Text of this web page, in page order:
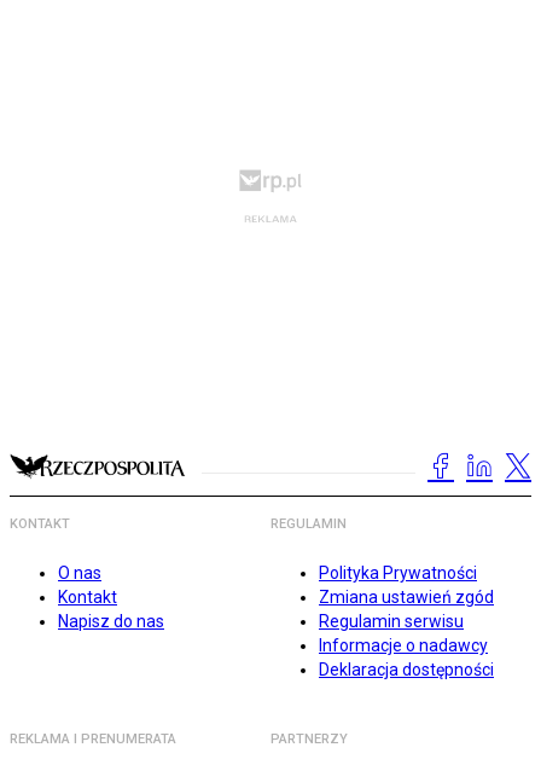
KONTAKT
O nas
Kontakt
Napisz do nas
REGULAMIN
Polityka Prywatności
Zmiana ustawień zgód
Regulamin serwisu
Informacje o nadawcy
Deklaracja dostępności
REKLAMA I PRENUMERATA PARTNERZY